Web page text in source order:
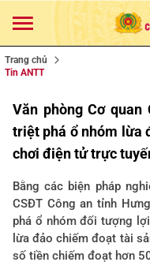
Trang chủ
Tin ANTT
Văn phòng Cơ quan
triệt phá ổ nhóm lừa
chơi điện tử trực
Bằng các biện pháp
CSĐT Công an tỉnh
phá ổ nhóm đối tượng
lừa đảo chiếm đoạt tài
số tiền chiếm đoạt hơn